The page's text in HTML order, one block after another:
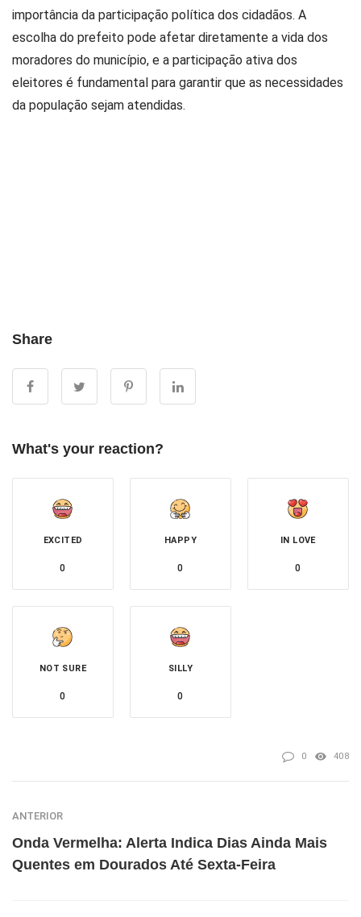
importância da participação política dos cidadãos. A
escolha do prefeito pode afetar diretamente a vida dos
moradores do município, e a participação ativa dos
eleitores é fundamental para garantir que as necessidades
da população sejam atendidas.
Share
What's your reaction?
EXCITED
0
HAPPY
0
IN LOVE
0
NOT SURE
0
SILLY
0
0 408
ANTERIOR
Onda Vermelha: Alerta Indica Dias Ainda Mais
Quentes em Dourados Até Sexta-Feira